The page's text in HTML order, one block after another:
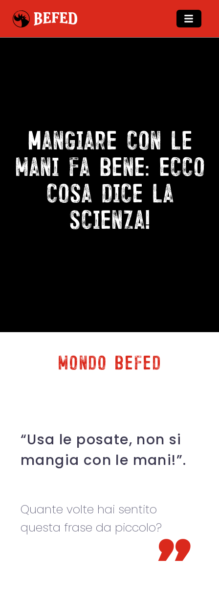
Mangiare con le
mani fa bene: ecco
cosa dice la
scienza!
mondo befed
“Usa le posate, non si
mangia con le mani!”.
Quante volte hai sentito
questa frase da piccolo?